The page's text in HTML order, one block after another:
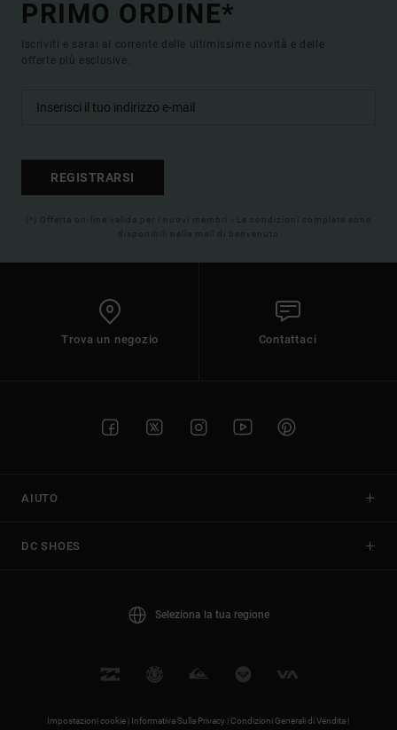
PRIMO ORDINE*
Iscriviti e sarai al corrente delle ultimissime novità e delle
offerte più esclusive.
REGISTRARSI
(*) Offerta on-line valida per i nuovi membri - Le condizioni complete sono
disponibili nella mail di benvenuto
Trova un negozio Contattaci
AIUTO
DC SHOES
Seleziona la tua regione
Impostazioni cookie | Informativa Sulla Privacy |Condizioni Generali di Vendita |